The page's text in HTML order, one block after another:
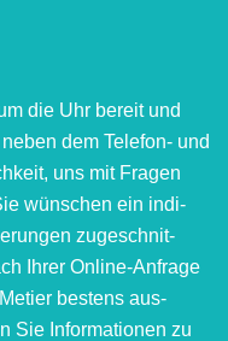
die Uhr bereit und
dem Telefon- und
uns mit Fragen
wünschen ein indi­
zu­ge­schnit­
Ihrer Online-Anfrage
bestens aus­
Sie In­for­ma­tionen zu